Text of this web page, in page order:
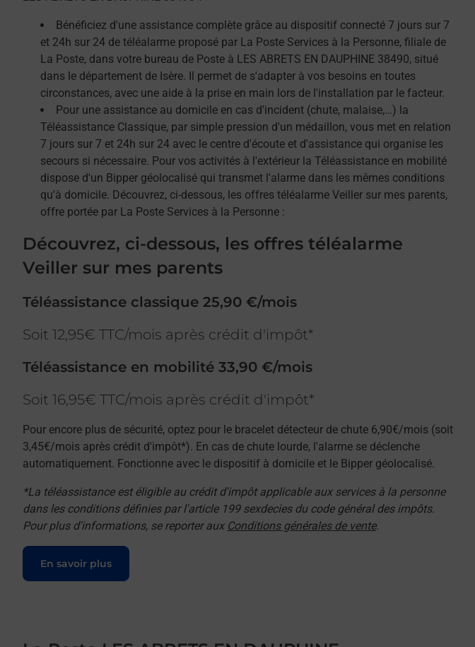
Bénéficiez d'une assistance complète grâce au dispositif connecté 7 jours sur 7
et 24h sur 24 de téléalarme proposé par La Poste Services à la Personne, filiale de
La Poste, dans votre bureau de Poste à LES ABRETS EN DAUPHINE 38490, situé
dans le département de Isère. Il permet de s'adapter à vos besoins en toutes
circonstances, avec une aide à la prise en main lors de l'installation par le facteur.
Pour une assistance au domicile en cas d'incident (chute, malaise,…) la
Téléassistance Classique, par simple pression d'un médaillon, vous met en relation
7 jours sur 7 et 24h sur 24 avec le centre d'écoute et d'assistance qui organise les
secours si nécessaire. Pour vos activités à l'extérieur la Téléassistance en mobilité
dispose d'un Bipper géolocalisé qui transmet l'alarme dans les mêmes conditions
qu'à domicile. Découvrez, ci-dessous, les offres téléalarme Veiller sur mes parents,
offre portée par La Poste Services à la Personne :
Découvrez, ci-dessous, les offres téléalarme
Veiller sur mes parents
Téléassistance classique 25,90 €/mois
Soit 12,95€ TTC/mois après crédit d'impôt*
Téléassistance en mobilité 33,90 €/mois
Soit 16,95€ TTC/mois après crédit d'impôt*
Pour encore plus de sécurité, optez pour le bracelet détecteur de chute 6,90€/mois (soit
3,45€/mois après crédit d'impôt*). En cas de chute lourde, l'alarme se déclenche
automatiquement. Fonctionne avec le dispositif à domicile et le Bipper géolocalisé.
*La téléassistance est éligible au crédit d'impôt applicable aux services à la personne
dans les conditions définies par l'article 199 sexdecies du code général des impôts.
Pour plus d'informations, se reporter aux Conditions générales de vente.
En savoir plus
Le lien s'ouvre dans un nouvel onglet